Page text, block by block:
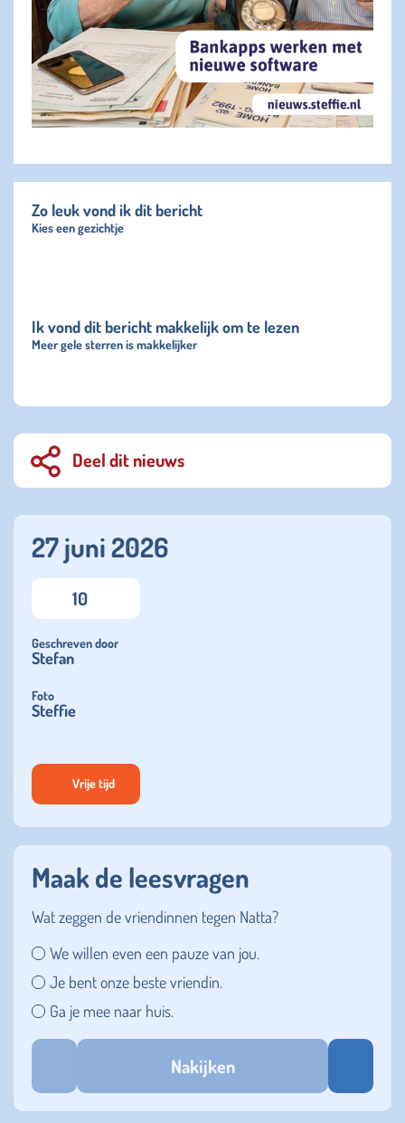
Zo leuk vond ik dit bericht
Kies een gezichtje
Ik vond dit bericht makkelijk om te lezen
Meer gele sterren is makkelijker
Deel dit nieuws
27 juni 2026
10
Geschreven door
Stefan
Foto
Steffie
Vrije tijd
Maak de leesvragen
Wat zeggen de vriendinnen tegen Natta?
We willen even een pauze van jou.
Je bent onze beste vriendin.
Ga je mee naar huis.
Nakijken